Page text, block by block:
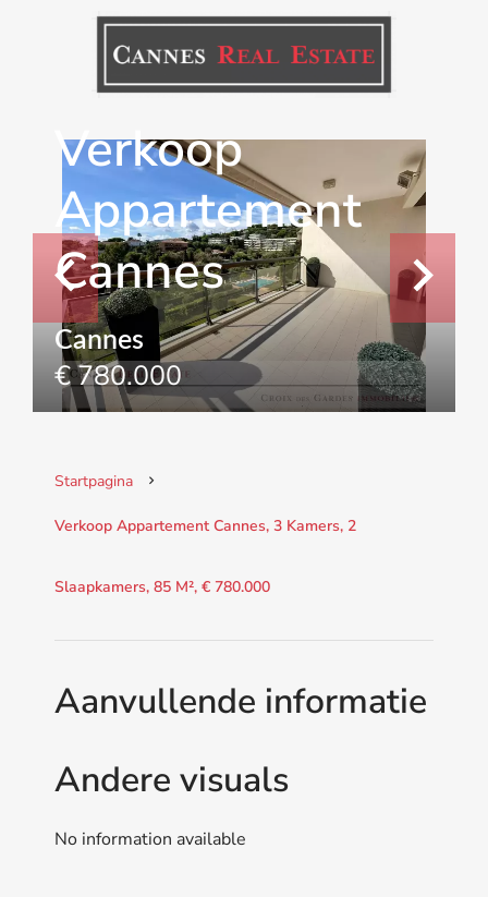
Verkoop
Appartement
Cannes
Cannes
€ 780.000
Startpagina
Verkoop Appartement Cannes, 3 Kamers, 2
Slaapkamers, 85 M², € 780.000
Aanvullende informatie
Andere visuals
No information available